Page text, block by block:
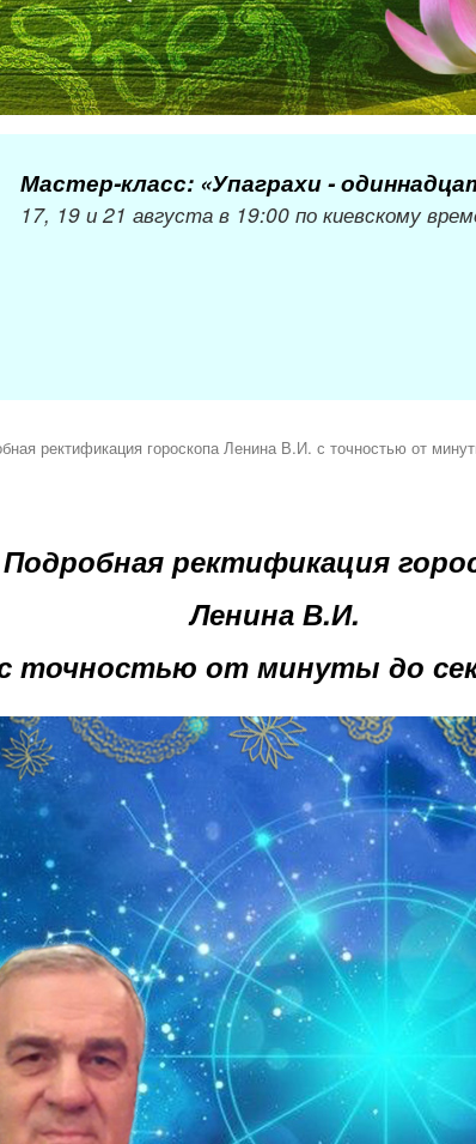
Мастер-класс: «Упаграхи -
17, 19 и 21 августа в 19:00 по киевскому
ректификация гороскопа Ленина В.И. с точностью от
Подробная ректификация
Ленина В.И.
точностью от минуты до